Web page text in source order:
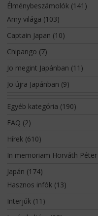
Élménybeszámolók(141)
Amy világa (103)
Captain Japan (10)
Chipango (7)
Jo megint Japánban (11)
Jo újra Japánban (9)
Egyéb kategória (190)
FAQ (2)
Hírek(610)
In memoriam Horváth Péter
Japán (174)
Hasznos infók(13)
Interjúk(11)